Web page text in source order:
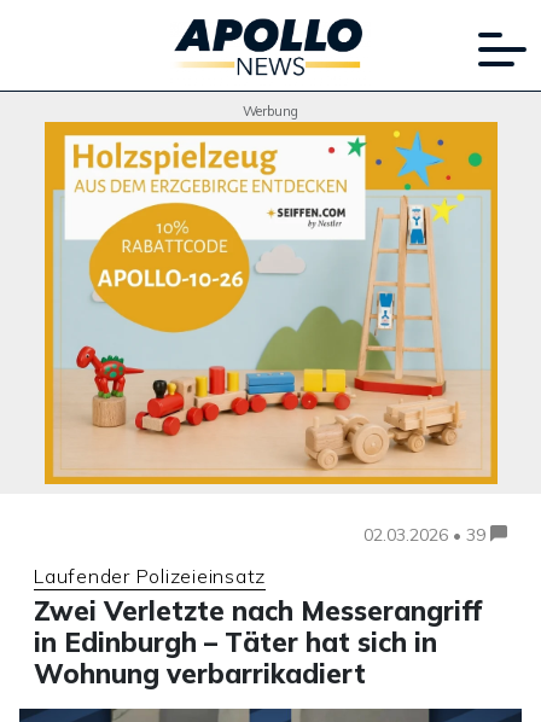
Werbung
02.03.2026 • 39
Laufender Polizeieinsatz
Zwei Verletzte nach Messerangriff
in Edinburgh – Täter hat sich in
Wohnung verbarrikadiert